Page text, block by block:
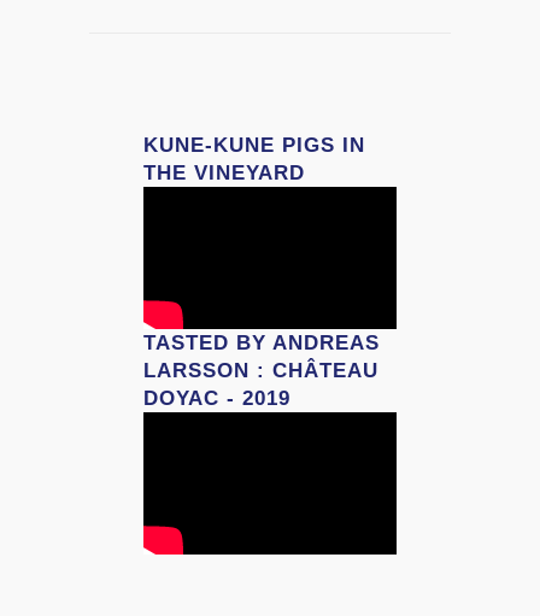
KUNE-KUNE PIGS IN
THE VINEYARD
TASTED BY ANDREAS
LARSSON : CHÂTEAU
DOYAC - 2019